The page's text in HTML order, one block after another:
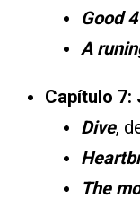
Good
A
Capítulo 7:
Dive,
The